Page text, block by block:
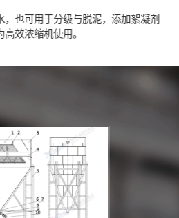
也可用于分级与脱泥，添加絮凝剂
效浓缩机使用。